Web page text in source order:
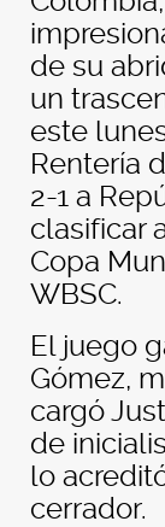
de su
un
este
Rentería
2-1 a
clasificar
Copa
WBSC.
El juego
Gómez,
cargó
de
lo
cerrador.